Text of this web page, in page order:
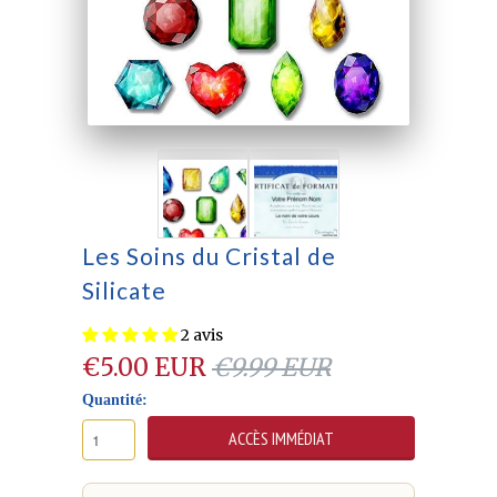
Les Soins du Cristal de
Silicate
2 avis
€5.00 EUR€9.99 EUR
Quantité: